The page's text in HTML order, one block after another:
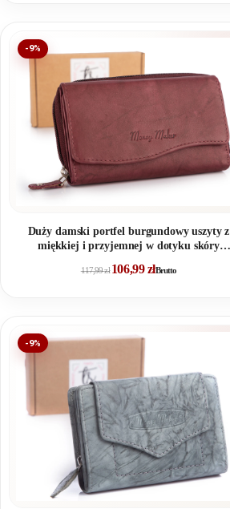
-9%
Duży damski portfel burgundowy uszyty z
miękkiej i przyjemnej w dotyku skóry
117,99zł 106,99złBrutto
-9%